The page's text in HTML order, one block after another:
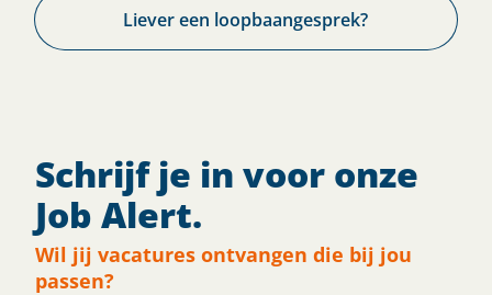
Liever een loopbaangesprek?
Schrijf je in voor onze
Job Alert.
Wil jij vacatures ontvangen die bij jou
passen?